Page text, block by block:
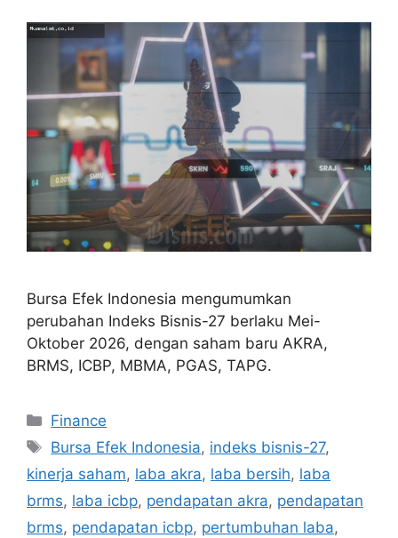
Bursa Efek Indonesia mengumumkan
perubahan Indeks Bisnis-27 berlaku Mei-
Oktober 2026, dengan saham baru AKRA,
BRMS, ICBP, MBMA, PGAS, TAPG.
Categories
Finance
Tags
Bursa Efek Indonesia, indeks bisnis-27,
kinerja saham, laba akra, laba bersih, laba
brms, laba icbp, pendapatan akra, pendapatan
brms, pendapatan icbp, pertumbuhan laba,